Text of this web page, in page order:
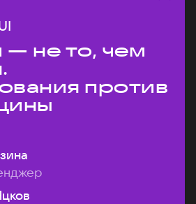
не то, чем
против